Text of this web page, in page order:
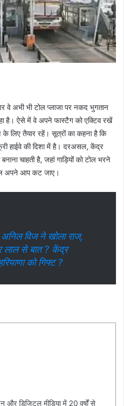
वे अभी भी टोल प्लाजा पर नकद भुगतान
है। ऐसे में वे अपने फास्टैग को एक्टिव रखें
लिए तैयार रहें। सूत्रों का कहना है कि
हाईवे की दिशा में है। दरअसल, केंद्र
चाहती है, जहां गाड़ियों को टोल भरने
अपने आप कट जाए।
विज ने खोला राज,
लाल से बात ? केंद्र
को गिफ्ट ?
और डिजिटल मीडिया में 20 वर्षों से